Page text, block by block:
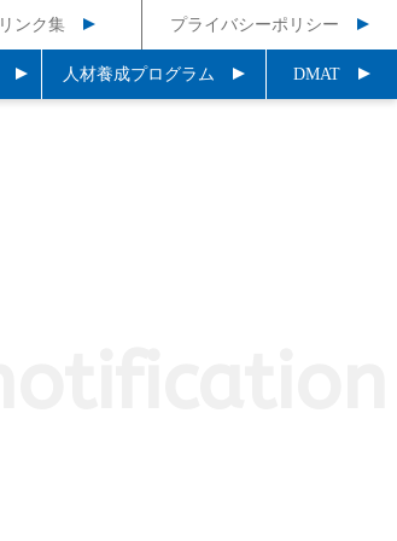
リンク集 プライバシーポリシー
人材養成プログラム DMAT